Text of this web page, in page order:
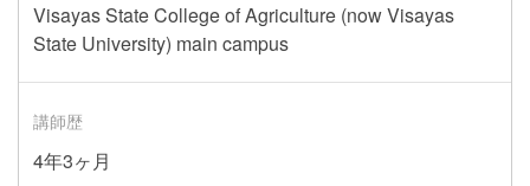
Visayas State College of Agriculture (now Visayas
State University) main campus
講師歴
4年3ヶ月